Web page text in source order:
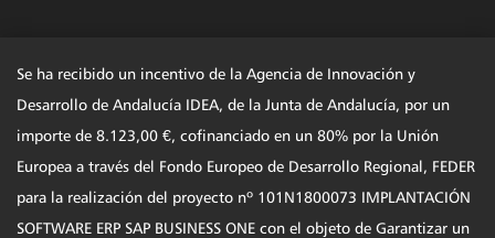
Se ha recibido un incentivo de la Agencia de Innovación y
Desarrollo de Andalucía IDEA, de la Junta de Andalucía, por un
importe de 8.123,00 €, cofinanciado en un 80% por la Unión
Europea a través del Fondo Europeo de Desarrollo Regional, FEDER
para la realización del proyecto nº 101N1800073 IMPLANTACIÓN
SOFTWARE ERP SAP BUSINESS ONE con el objeto de Garantizar un